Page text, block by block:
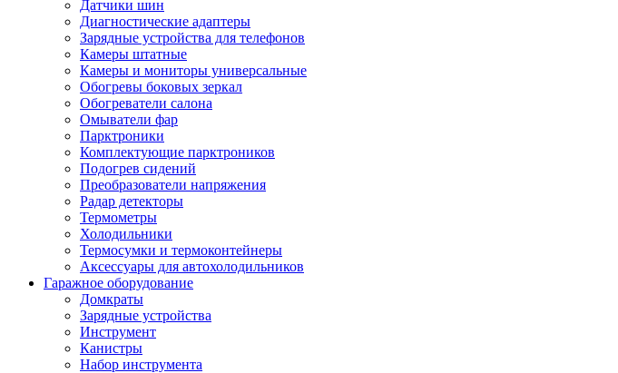
Датчики шин
Диагностические адаптеры
Зарядные устройства для телефонов
Камеры штатные
Камеры и мониторы универсальные
Обогревы боковых зеркал
Обогреватели салона
Омыватели фар
Парктроники
Комплектующие парктроников
Подогрев сидений
Преобразователи напряжения
Радар детекторы
Термометры
Холодильники
Термосумки и термоконтейнеры
Аксессуары для автохолодильников
Гаражное оборудование
Домкраты
Зарядные устройства
Инструмент
Канистры
Набор инструмента